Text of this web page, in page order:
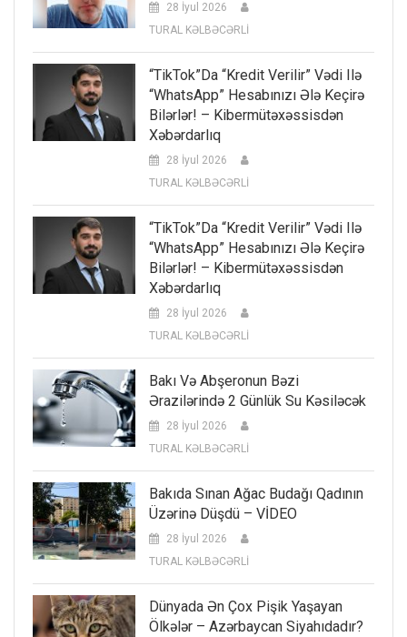
28 İyul 2026
TURAL KƏLBƏCƏRLİ
“TikTok”da “kredit Verilir” Vədi Ilə
“WhatsApp” Hesabınızı Ələ Keçirə
Bilərlər! – Kibermütəxəssisdən
Xəbərdarlıq
28 İyul 2026
TURAL KƏLBƏCƏRLİ
“TikTok”da “kredit Verilir” Vədi Ilə
“WhatsApp” Hesabınızı Ələ Keçirə
Bilərlər! – Kibermütəxəssisdən
Xəbərdarlıq
28 İyul 2026
TURAL KƏLBƏCƏRLİ
Bakı Və Abşeronun Bəzi
Ərazilərində 2 Günlük Su Kəsiləcək
28 İyul 2026
TURAL KƏLBƏCƏRLİ
Bakıda Sınan Ağac Budağı Qadının
Üzərinə Düşdü – VİDEO
28 İyul 2026
TURAL KƏLBƏCƏRLİ
Dünyada Ən Çox Pişik Yaşayan
Ölkələr – Azərbaycan Siyahıdadır?